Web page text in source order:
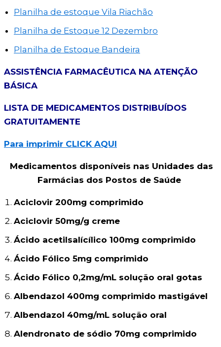
Planilha de estoque Vila Riachão
Planilha de Estoque 12 Dezembro
Planilha de Estoque Bandeira
ASSISTÊNCIA FARMACÊUTICA NA ATENÇÃO
BÁSICA
LISTA DE MEDICAMENTOS DISTRIBUÍDOS
GRATUITAMENTE
Para imprimir CLICK AQUI
Medicamentos disponíveis nas Unidades das
Farmácias dos Postos de Saúde
Aciclovir 200mg comprimido
Aciclovir 50mg/g creme
Ácido acetilsalícílico 100mg comprimido
Ácido Fólico 5mg comprimido
Ácido Fólico 0,2mg/mL solução oral gotas
Albendazol 400mg comprimido mastigável
Albendazol 40mg/mL solução oral
Alendronato de sódio 70mg comprimido